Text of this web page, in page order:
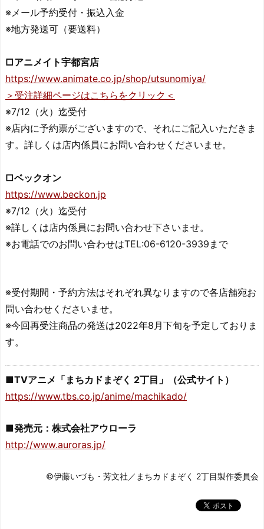
※メール予約受付・振込入金
※地方発送可（要送料）
□アニメイト宇都宮店
https://www.animate.co.jp/shop/utsunomiya/
＞受注詳細ページはこちらをクリック＜
※7/12（火）迄受付
※店内に予約票がございますので、それにご記入いただきま
す。詳しくは店内係員にお問い合わせくださいませ。
□ベックオン
https://www.beckon.jp
※7/12（火）迄受付
※詳しくは店内係員にお問い合わせ下さいませ。
※お電話でのお問い合わせはTEL:06-6120-3939まで
※受付期間・予約方法はそれぞれ異なりますので各店舗宛お
問い合わせくださいませ。
※今回再受注商品の発送は2022年8月下旬を予定しておりま
す。
■TVアニメ「まちカドまぞく 2丁目」（公式サイト）
https://www.tbs.co.jp/anime/machikado/
■発売元：株式会社アウローラ
http://www.auroras.jp/
©伊藤いづも・芳文社／まちカドまぞく 2丁目製作委員会